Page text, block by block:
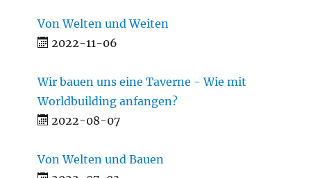
Von Welten und Weiten
2022-11-06
Wir bauen uns eine Taverne - Wie mit
Worldbuilding anfangen?
2022-08-07
Von Welten und Bauen